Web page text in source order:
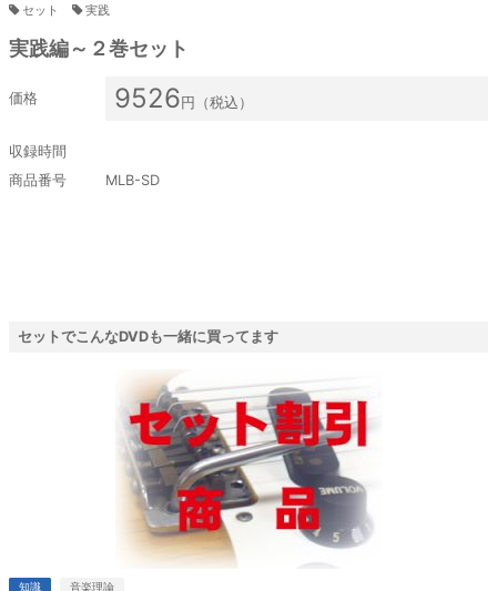
セット 実践
実践編～２巻セット
価格 9526 円（税込）
収録時間
商品番号
MLB-SD
セットでこんなDVDも一緒に買ってます
知識 音楽理論